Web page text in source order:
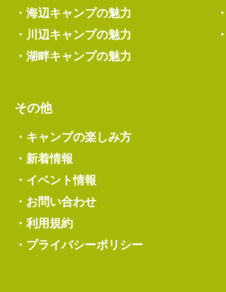
・ 海辺キャンプの魅力
・ 川辺キャンプの魅力
・ 湖畔キャンプの魅力
・
・
その他
・ キャンプの楽しみ方
・ 新着情報
・ イベント情報
・ お問い合わせ
・ 利用規約
・ プライバシーポリシー